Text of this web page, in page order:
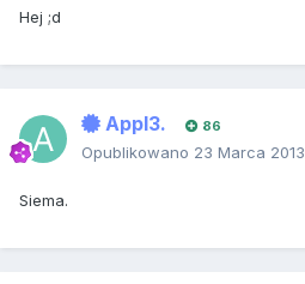
Hej ;d
Appl3. 86
Opublikowano 23 Marca 2013
Siema.